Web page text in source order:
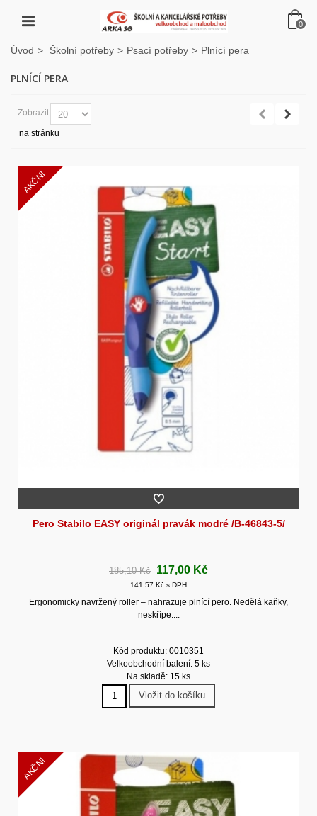
0
Úvod > Školní potřeby > Psací potřeby > Plnící pera
PLNÍCÍ PERA
Zobrazit
na stránku
AKČNÍ
Pero Stabilo EASY originál pravák modré /B-46843-5/
185,10 Kč 117,00 Kč
141,57 Kč s DPH
Ergonomicky navržený roller – nahrazuje plnící pero. Nedělá kaňky,
neskřípe....
Kód produktu: 0010351
Velkoobchodní balení: 5 ks
Na skladě: 15 ks
Vložit do košíku
AKČNÍ